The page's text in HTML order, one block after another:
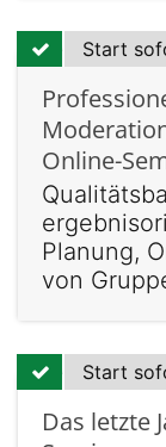
Start
Online-
Planung,
von
Start
Das letzte